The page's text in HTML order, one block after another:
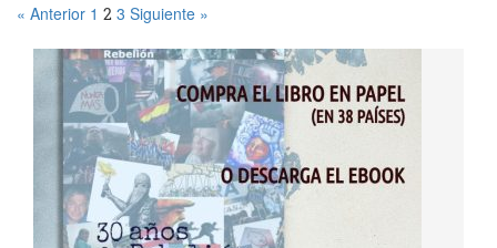
« Anterior 1 2 3 Siguiente »